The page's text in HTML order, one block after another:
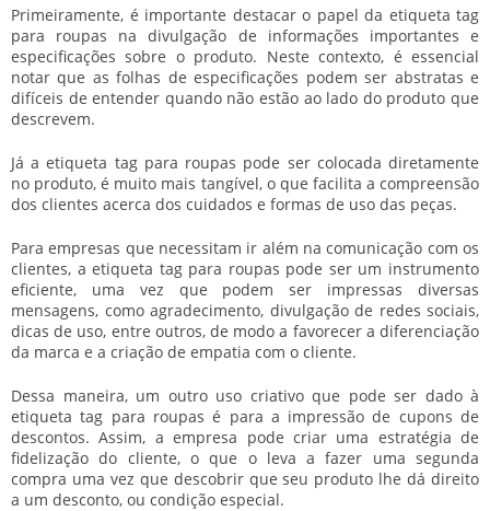
Primeiramente, é importante destacar o papel da etiqueta tag
para roupas na divulgação de informações importantes e
especificações sobre o produto. Neste contexto, é essencial
notar que as folhas de especificações podem ser abstratas e
difíceis de entender quando não estão ao lado do produto que
descrevem.
Já aetiqueta tag para roupas pode ser colocada diretamente
no produto, é muito mais tangível, o que facilita a compreensão
dos clientes acerca dos cuidados e formas de uso das peças.
Para empresas que necessitam ir além na comunicação com os
clientes, aetiqueta tag para roupas pode ser um instrumento
eficiente, uma vez que podem ser impressas diversas
mensagens, como agradecimento, divulgação de redes sociais,
dicas de uso, entre outros, de modo a favorecer a diferenciação
da marca e a criação de empatia com o cliente.
Dessa maneira, um outro uso criativo que pode ser dado à
etiqueta tag para roupas é para a impressão de cupons de
descontos. Assim, a empresa pode criar uma estratégia de
fidelização do cliente, o que o leva a fazer uma segunda
compra uma vez que descobrir que seu produto lhe dá direito
a um desconto, ou condição especial.